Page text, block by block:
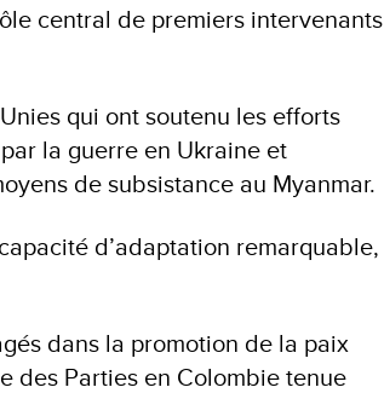
central de premiers intervenants
qui ont soutenu les efforts
la guerre en Ukraine et
de subsistance au Myanmar.
d’adaptation remarquable,
dans la promotion de la paix
des Parties en Colombie tenue